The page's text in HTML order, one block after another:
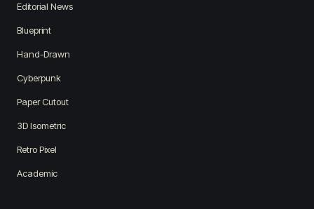
Editorial News
Blueprint
Hand-Drawn
Cyberpunk
Paper Cutout
3D Isometric
Retro Pixel
Academic